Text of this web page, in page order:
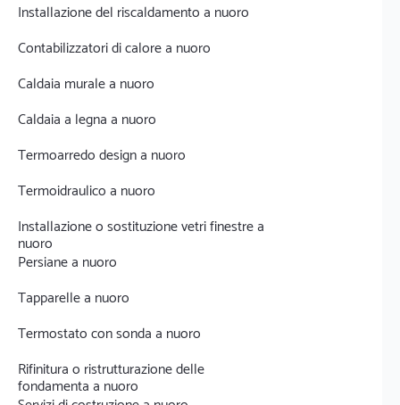
Installazione del riscaldamento a nuoro
Contabilizzatori di calore a nuoro
Caldaia murale a nuoro
Caldaia a legna a nuoro
Termoarredo design a nuoro
Termoidraulico a nuoro
Installazione o sostituzione vetri finestre a
nuoro
Persiane a nuoro
Tapparelle a nuoro
Termostato con sonda a nuoro
Rifinitura o ristrutturazione delle
fondamenta a nuoro